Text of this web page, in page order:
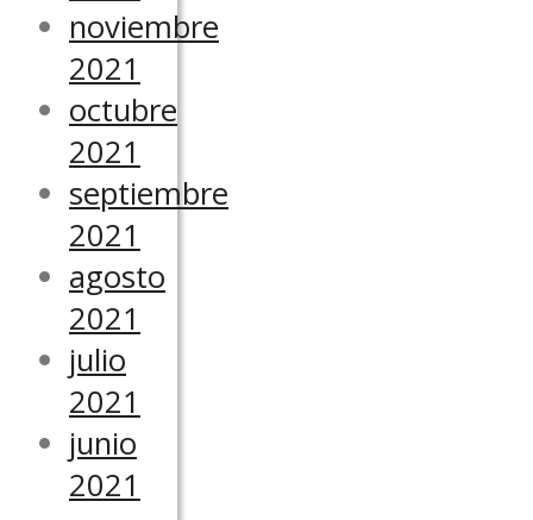
noviembre
2021
octubre
2021
septiembre
2021
agosto
2021
julio
2021
junio
2021